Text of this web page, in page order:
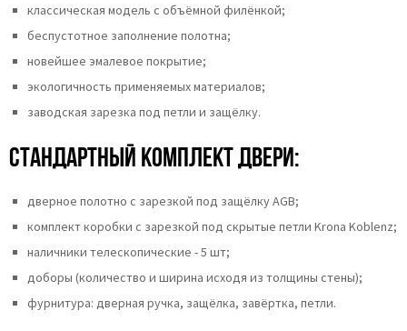
классическая модель с объёмной филёнкой;
беспустотное заполнение полотна;
новейшее эмалевое покрытие;
экологичность применяемых материалов;
заводская зарезка под петли и защёлку.
Стандартный комплект двери:
дверное полотно с зарезкой под защёлку AGB;
комплект коробки с зарезкой под скрытые петли Krona Koblenz;
наличники телескопические - 5 шт;
доборы (количество и ширина исходя из толщины стены);
фурнитура: дверная ручка, защёлка, завёртка, петли.